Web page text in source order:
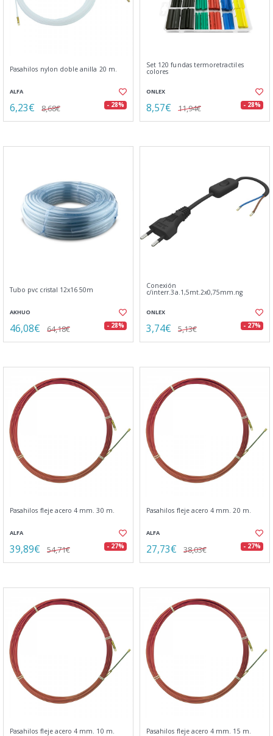
Pasahilos nylon doble anilla 20 m.
ALFA
6,23€ 8,68€ - 28%
Set 120 fundas termoretractiles
colores
ONLEX
8,57€ 11,94€ - 28%
Tubo pvc cristal 12x16 50m
AKHUO
46,08€ 64,18€ - 28%
Conexión
c/interr.3a.1,5mt.2x0,75mm.ng
ONLEX
3,74€ 5,13€ - 27%
Pasahilos fleje acero 4 mm. 30 m.
ALFA
39,89€ 54,71€ - 27%
Pasahilos fleje acero 4 mm. 20 m.
ALFA
27,73€ 38,03€ - 27%
Pasahilos fleje acero 4 mm. 10 m. Pasahilos fleje acero 4 mm. 15 m.